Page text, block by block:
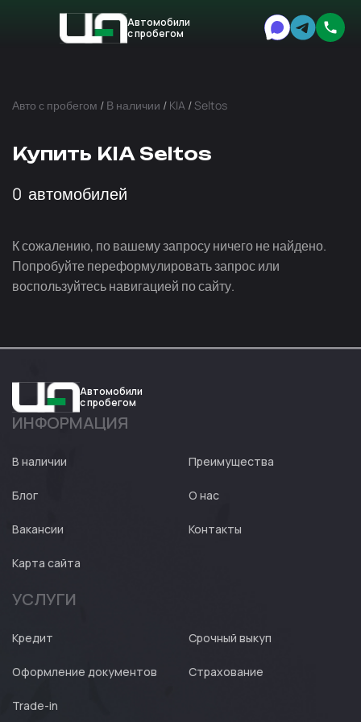
Автомобили
с пробегом
Авто с пробегом / В наличии / KIA /Seltos
Купить KIA Seltos
0 автомобилей
К сожалению, по вашему запросу ничего не найдено.
Попробуйте переформулировать запрос или
воспользуйтесь навигацией по сайту.
Авто
Автомобили
с пробегом
ИНФОРМАЦИЯ
В наличии Преимущества
Блог О нас
Вакансии Контакты
Карта сайта
УСЛУГИ
Кредит Срочный выкуп
Оформление документов Страхование
Trade-in